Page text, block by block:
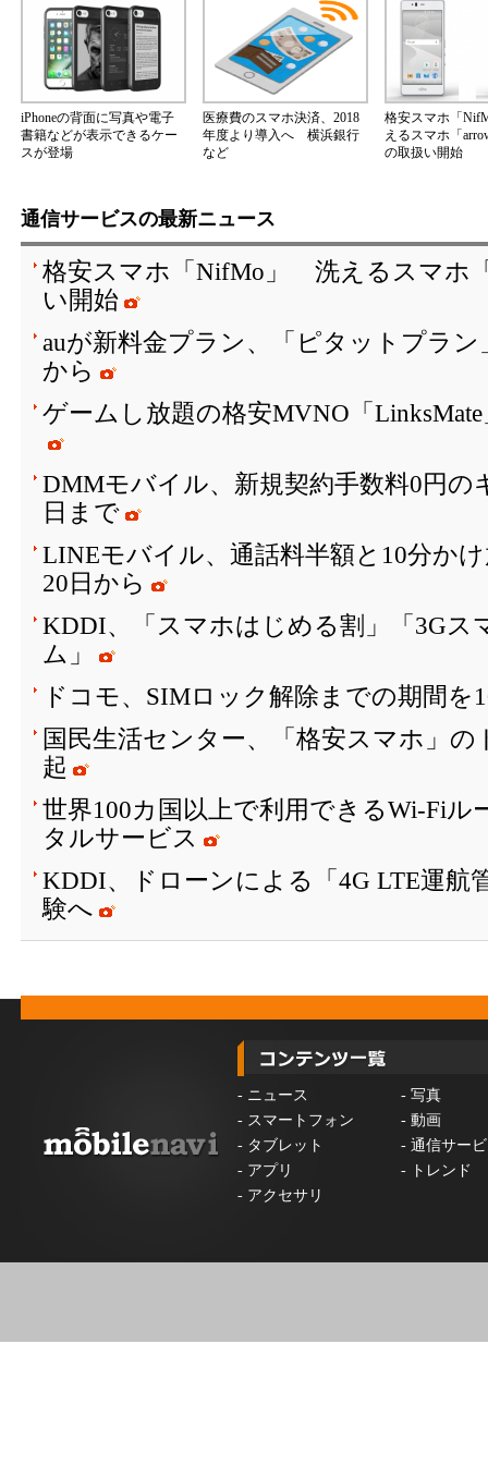
iPhoneの背面に写真や電子
書籍などが表示できるケー
スが登場
医療費のスマホ決済、2018
年度より導入へ 横浜銀行
など
格安スマホ「
えるスマホ「
の取扱い開始
通信サービスの最新ニュース
格安スマホ「NifMo」 洗えるスマホ
い開始
auが新料金プラン、「ピタットプラン
から
ゲームし放題の格安MVNO「
DMMモバイル、新規契約手数料0円
日まで
LINEモバイル、通話料半額と10分か
20日から
KDDI、「スマホはじめる割」「3Gス
ム」
ドコモ、SIMロック解除までの期間を
国民生活センター、「格安スマホ」
起
世界100カ国以上で利用できるWi-Fiル
タルサービス
KDDI、ドローンによる「4G LTE運航
験へ
- ニュース - 写真
- スマートフォン - 動画
- タブレット - 通信サー
- アプリ -
トレンド
- アクセサリ